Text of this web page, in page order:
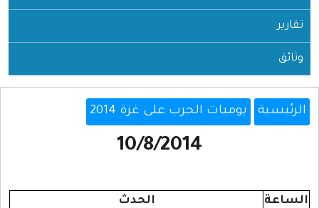
تقارير
وثائق
الرئيسية يوميات الحرب على غزة 2014
10/8/2014
الحدث الساعة